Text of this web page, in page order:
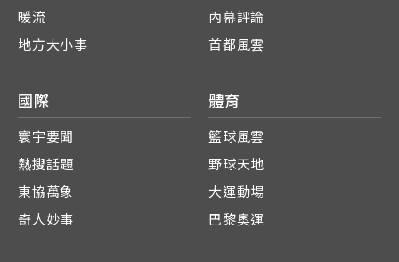
暖流
地方大小事
內幕評論
首都風雲
國際
寰宇要聞
熱搜話題
東協萬象
奇人妙事
體育
籃球風雲
野球天地
大運動場
巴黎奧運